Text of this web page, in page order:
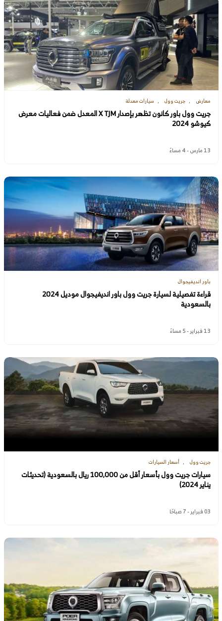
معارض جريت وول سيارات معدلة
جريت وول باور كانون تظهر بإصدار X TJM المعدل ضمن فعاليات معرض
كيوشو 2024
13 مارس - 4 مساءً
باور انديفيجوال
قراءة تفصيلية لسيارة جريت وول باور انديفيجوال موديل 2024
بالسعودية
13 فبراير - 5 مساءً
جريت وول أسعار السيارات
سيارات جريت وول بأسعار أقل من 100,000 ريال بالسعودية (تحديثات
يناير 2024)
03 فبراير - 7 صباحًا